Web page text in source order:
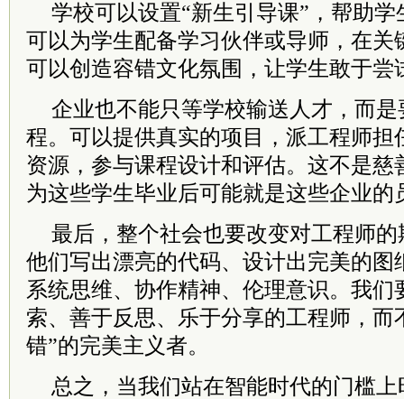
学校可以设置“新生引导课”，帮助
可以为学生配备学习伙伴或导师，在关
可以创造容错文化氛围，让学生敢于尝
企业也不能只等学校输送人才，而
程。可以提供真实的项目，派工程师担
资源，参与课程设计和评估。这不是
为这些学生毕业后可能就是这些企业的
最后，整个社会也要改变对工程师
他们写出漂亮的代码、设计出完美的图
系统思维、协作精神、伦理意识。我们
索、善于反思、乐于分享的工程师，而
错”的完美主义者。
总之，当我们站在智能时代的门槛